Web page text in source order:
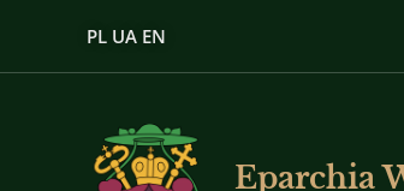
PL UA EN
Eparchia